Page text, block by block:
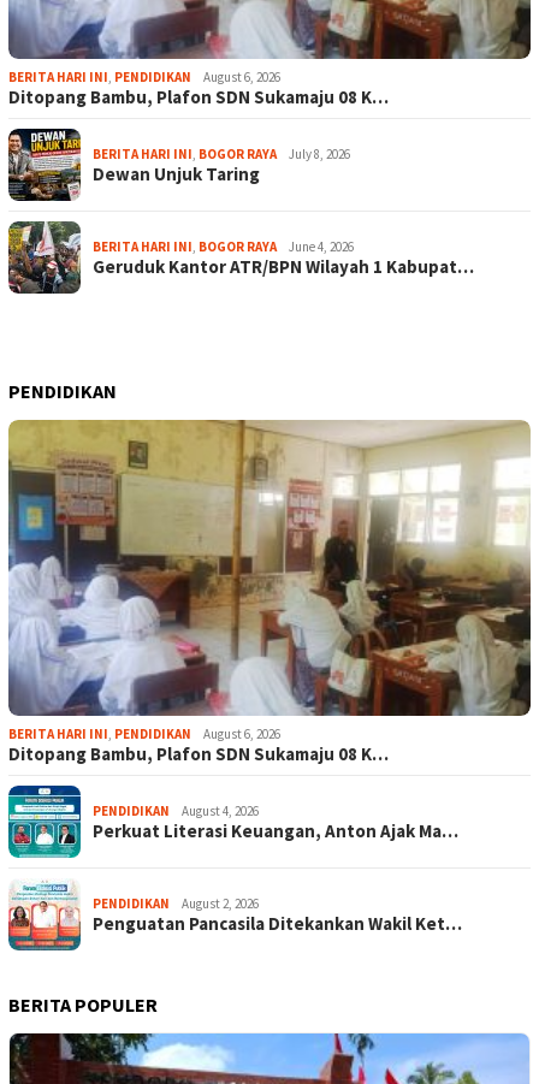
BERITA HARI INI, PENDIDIKAN August 6, 2026
Ditopang Bambu, Plafon SDN Sukamaju 08 K…
BERITA HARI INI, BOGOR RAYA July 8, 2026
Dewan Unjuk Taring
BERITA HARI INI, BOGOR RAYA June 4, 2026
Geruduk Kantor ATR/BPN Wilayah 1 Kabupat…
PENDIDIKAN
BERITA HARI INI, PENDIDIKAN August 6, 2026
Ditopang Bambu, Plafon SDN Sukamaju 08 K…
PENDIDIKAN August 4, 2026
Perkuat Literasi Keuangan, Anton Ajak Ma…
PENDIDIKAN August 2, 2026
Penguatan Pancasila Ditekankan Wakil Ket…
BERITA POPULER